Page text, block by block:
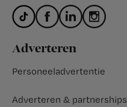
Adverteren
Personeeladvertentie
Adverteren & partnerships